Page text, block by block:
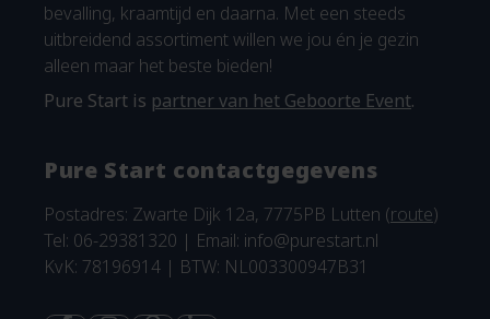
bevalling, kraamtijd en daarna. Met een steeds
uitbreidend assortiment willen we jou én je gezin
alleen maar het beste bieden!
Pure Start is partner van het Geboorte Event.
Pure Start contactgegevens
Postadres: Zwarte Dijk 12a, 7775PB Lutten (route)
Tel: 06-29381320 | Email: info@purestart.nl
KvK: 78196914 | BTW: NL003300947B31